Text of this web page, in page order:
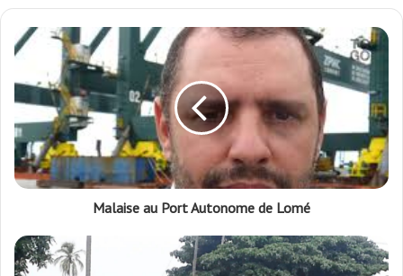
Malaise au Port Autonome de Lomé